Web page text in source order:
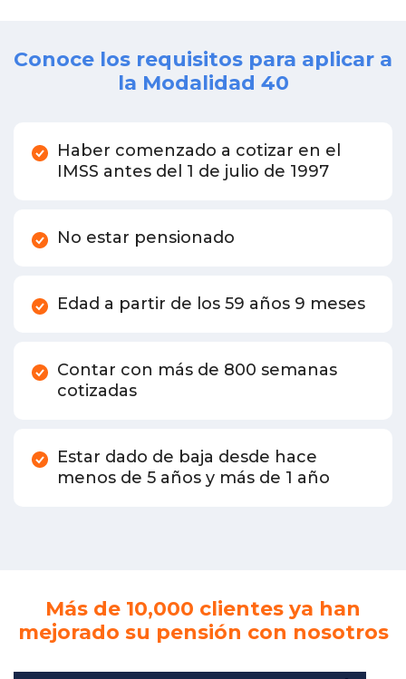
Conoce los requisitos para aplicar a
la Modalidad 40
Haber comenzado a cotizar en el
IMSS antes del 1 de julio de 1997
No estar pensionado
Edad a partir de los 59 años 9 meses
Contar con más de 800 semanas
cotizadas
Estar dado de baja desde hace
menos de 5 años y más de 1 año
Más de 10,000 clientes ya han
mejorado su pensión con nosotros